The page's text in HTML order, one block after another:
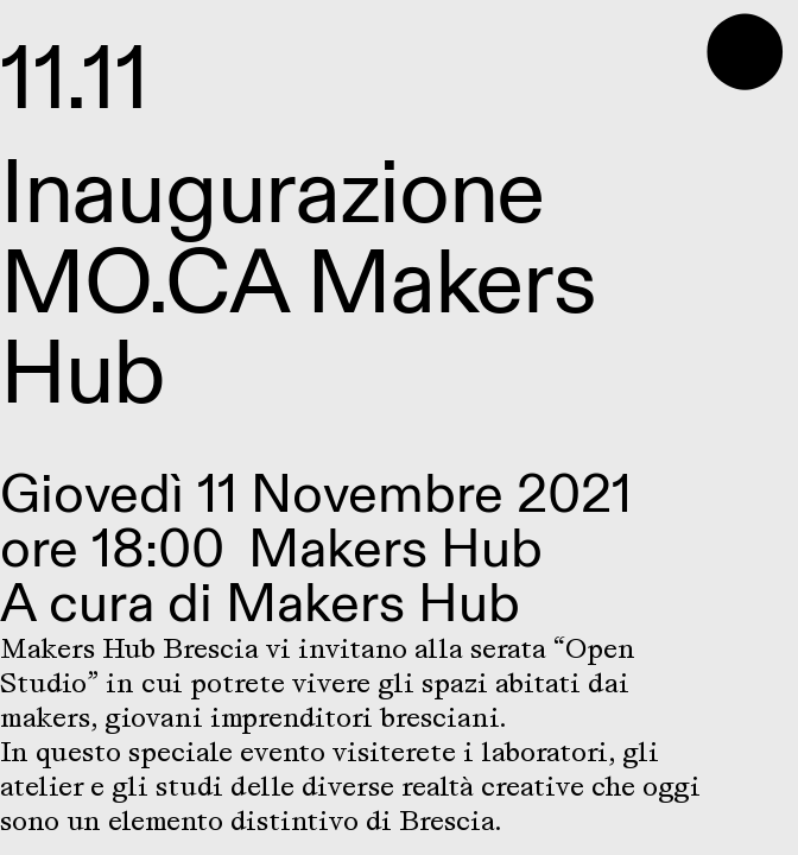
⬤
11.11
Inaugurazione
MO.CA Makers
Hub
Giovedì 11 Novembre 2021
ore 18:00 Makers Hub
A cura di Makers Hub
Makers Hub Brescia vi invitano alla serata “Open
Studio” in cui potrete vivere gli spazi abitati dai
makers, giovani imprenditori bresciani.
In questo speciale evento visiterete i laboratori, gli
atelier e gli studi delle diverse realtà creative che oggi
sono un elemento distintivo di Brescia.